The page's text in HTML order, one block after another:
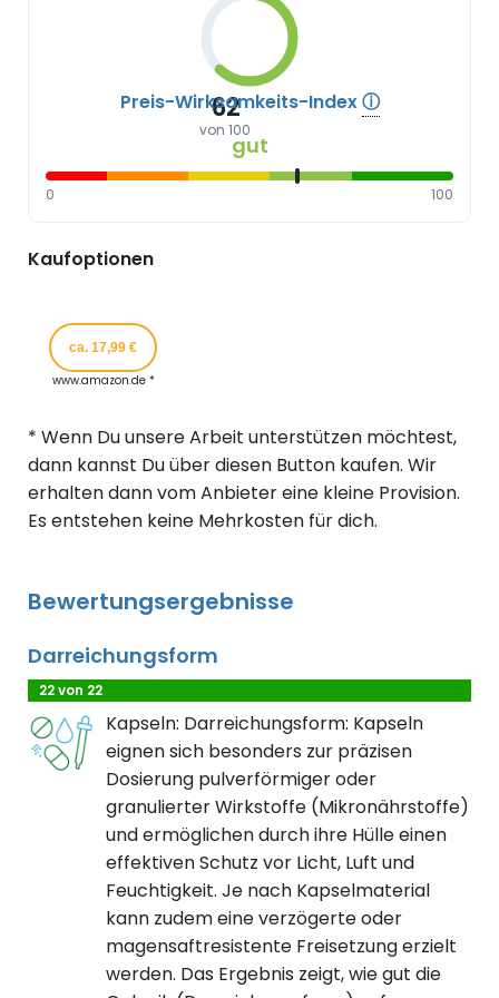
62
von 100
Preis-Wirksamkeits-Indexⓘ
gut
0 100
Kaufoptionen
ca. 17,99 €
www.amazon.de *
* Wenn Du unsere Arbeit unterstützen möchtest,
dann kannst Du über diesen Button kaufen. Wir
erhalten dann vom Anbieter eine kleine Provision.
Es entstehen keine Mehrkosten für dich.
Bewertungsergebnisse
Darreichungsform
22 von 22
Kapseln: Darreichungsform: Kapseln
eignen sich besonders zur präzisen
Dosierung pulverförmiger oder
granulierter Wirkstoffe (Mikronährstoffe)
und ermöglichen durch ihre Hülle einen
effektiven Schutz vor Licht, Luft und
Feuchtigkeit. Je nach Kapselmaterial
kann zudem eine verzögerte oder
magensaftresistente Freisetzung erzielt
werden. Das Ergebnis zeigt, wie gut die